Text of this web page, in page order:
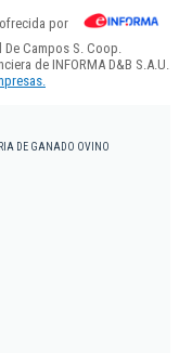
por
Campos S. Coop.
de INFORMA D&B S.A.U.
DE GANADO OVINO